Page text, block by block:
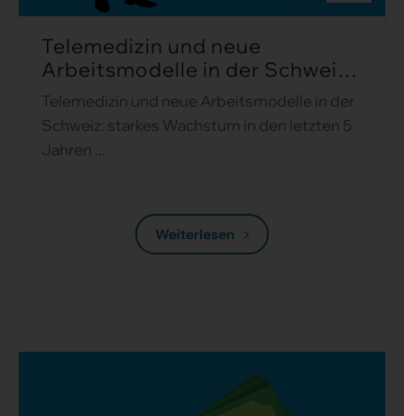
Telemedizin und neue
Arbeitsmodelle in der Schweiz:
starkes Wachstum in den letz ...
Telemedizin und neue Arbeitsmodelle in der
Schweiz: starkes Wachstum in den letzten 5
Weiterlesen